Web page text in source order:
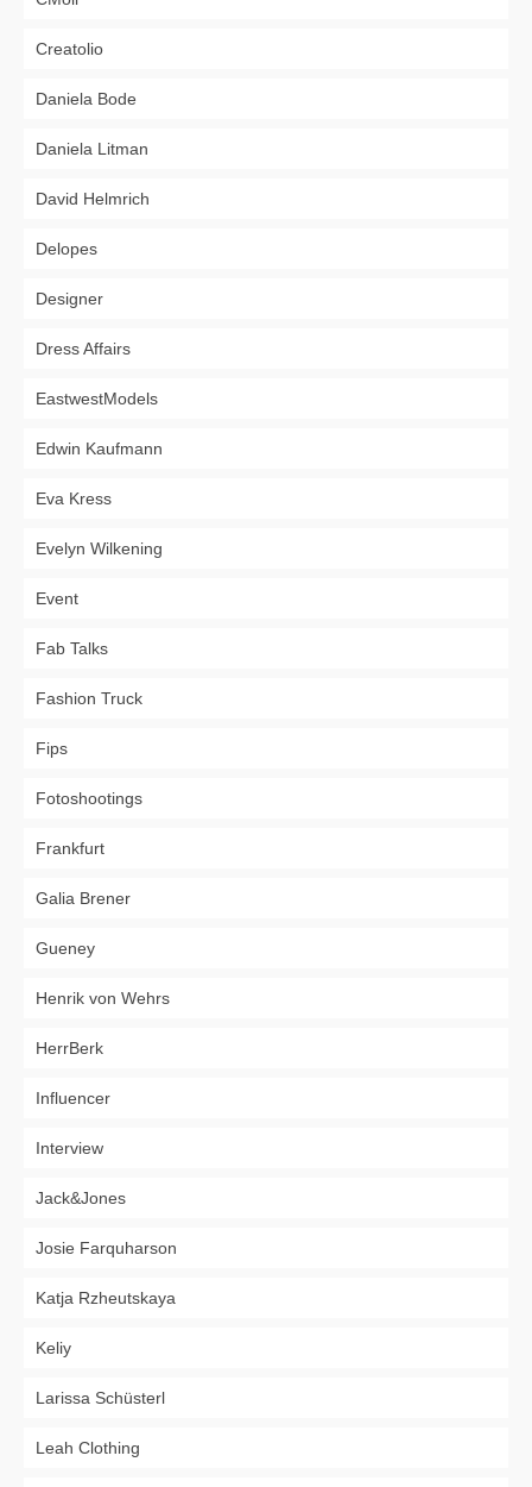
Creatolio
Daniela Bode
Daniela Litman
David Helmrich
Delopes
Designer
Dress Affairs
EastwestModels
Edwin Kaufmann
Eva Kress
Evelyn Wilkening
Event
Fab Talks
Fashion Truck
Fips
Fotoshootings
Frankfurt
Galia Brener
Gueney
Henrik von Wehrs
HerrBerk
Influencer
Interview
Jack&Jones
Josie Farquharson
Katja Rzheutskaya
Keliy
Larissa Schüsterl
Leah Clothing